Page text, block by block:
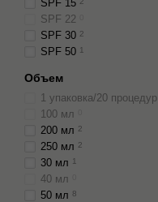
SPF 15
SPF 22
SPF 30 2
SPF 50 1
Объем
1 упаковка/20 процедур
100 мл
200 мл 2
250 мл 2
30 мл 1
40 мл
50 мл 8